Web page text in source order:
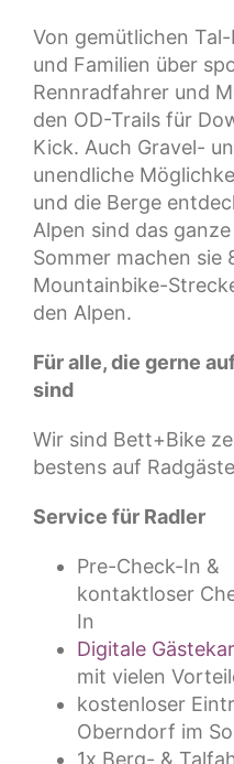
Von gemütlichen
und Familien über
Rennradfahrer und
den OD-Trails für
Kick. Auch Gravel-
unendliche
und die Berge
Alpen sind das
Sommer machen sie
Mountainbike-
den Alpen.
Für alle, die gerne
sind
Wir sind Bett+Bike
bestens auf
Service für Radler
Pre-Check-In &
kontaktloser
In
Digitale
mit vielen
kostenloser
Oberndorf im
1x Berg- &